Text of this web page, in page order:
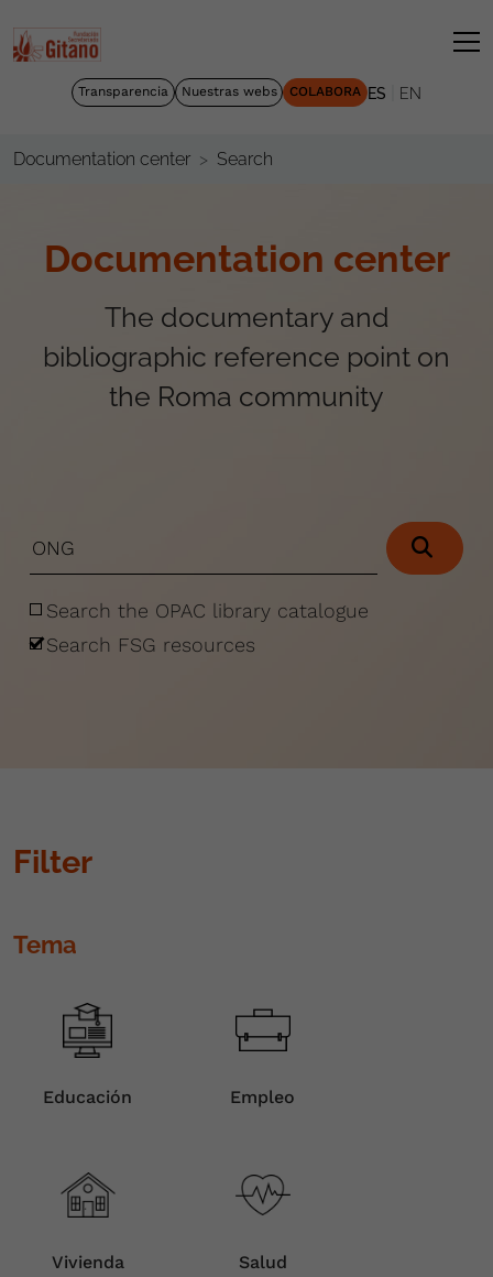
Transparencia Nuestras webs COLABORA ES EN
Documentation center Search
Documentation center
The documentary and
bibliographic reference point on
the Roma community
Search the OPAC library catalogue
Search FSG resources
Filter
Tema
Educación Empleo
Vivienda Salud